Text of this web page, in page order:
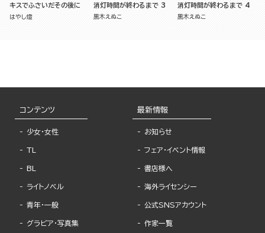
キスでふさいだその後に
はやし燈
消灯時間が終わるまで 3
黒木えぬこ
消灯時間が終わるまで 4
黒木えぬこ
コンテンツ
少女・女性
TL
BL
ライトノベル
青年・一般
グラビア・写真集
最新情報
お知らせ
フェア・イベント情報
書店様へ
海外ライセンシー
公式SNSアカウント
作家一覧